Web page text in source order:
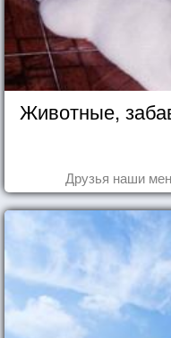
Животные,
Друзья наши